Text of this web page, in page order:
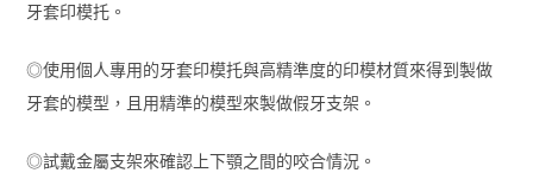
牙套印模托。
◎使用個人專用的牙套印模托與高精準度的印模材質來得到製做
牙套的模型，且用精準的模型來製做假牙支架。
◎試戴金屬支架來確認上下顎之間的咬合情況。